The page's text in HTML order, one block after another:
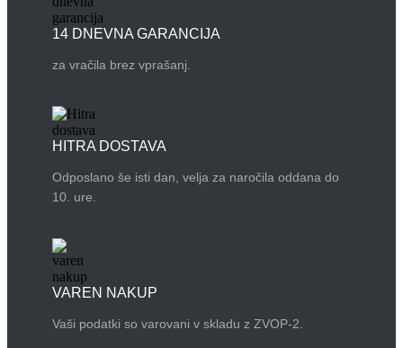
14 DNEVNA GARANCIJA
za vračila brez vprašanj.
HITRA DOSTAVA
Odposlano še isti dan, velja za naročila oddana do
10. ure.
VAREN NAKUP
Vaši podatki so varovani v skladu z ZVOP-2.